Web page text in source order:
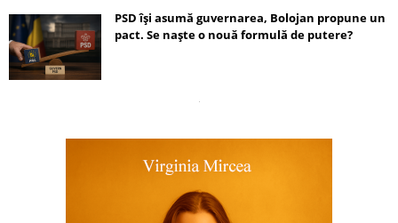
PSD își asumă guvernarea, Bolojan propune un
pact. Se naște o nouă formulă de putere?